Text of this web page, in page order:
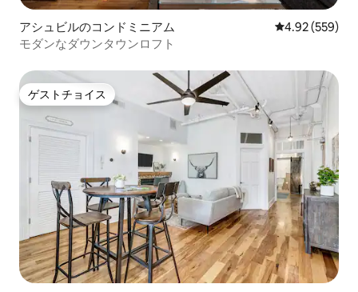
アシュビルのコンドミニアム レビュー559
4.92 (559)
モダンなダウンタウンロフト
ゲストチョイス
ゲストチョイス